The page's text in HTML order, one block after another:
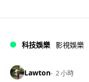
科技娛樂 影視娛樂
Lawton 2 小時